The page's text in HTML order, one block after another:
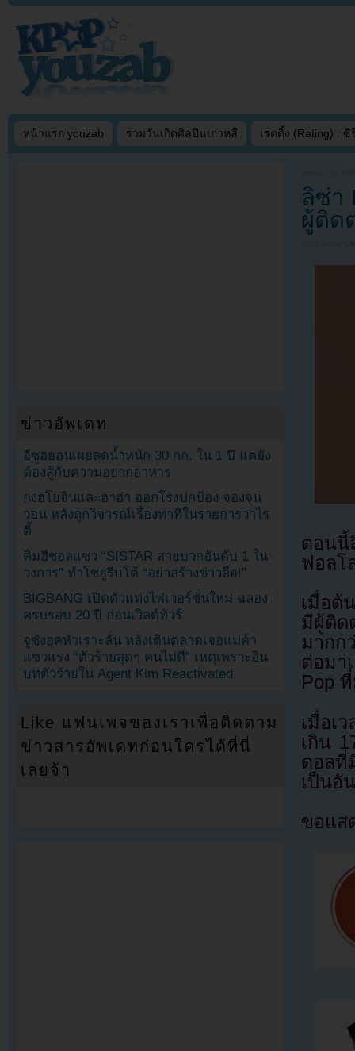
หน้าแรก youzab รวมวันเกิดศิลปินเกาหลี เรตติ้ง (Rating) : ซี
ลิซ่า
ผู้ติด
ตอนนี้
ฟอลโ
เมื่อต้
มีผู้ติด
มากก
ต่อมา
Pop
เมื่อเ
เกิน
ดอล
เป็นอั
ขอแส
ข่าวอัพเดท
อีซูฮยอนเผยลดน้ำหนัก 30 กก. ใน 1 ปี แต่ยัง
ต้องสู้กับความอยากอาหาร
กงฮโยจินและฮาฮ่า ออกโรงปกป้อง จองจุน
วอน หลังถูกวิจารณ์เรื่องท่าทีในรายการวาไร
ตี้
คิมฮีชอลแซว “SISTAR สายบวกอันดับ 1 ใน
วงการ” ทำโซยูรีบโต้ “อย่าสร้างข่าวลือ!”
BIGBANG เปิดตัวแท่งไฟเวอร์ชั่นใหม่ ฉลอง
ครบรอบ 20 ปี ก่อนเวิลด์ทัวร์
จูซังอุคหัวเราะลั่น หลังเดินตลาดเจอแม่ค้า
แซวแรง “ตัวร้ายสุดๆ คนไม่ดี” เหตุเพราะอิน
บทตัวร้ายใน Agent Kim Reactivated
Like แฟนเพจของเราเพื่อติดตาม
ข่าวสารอัพเดทก่อนใครได้ที่นี่
เลยจ้า